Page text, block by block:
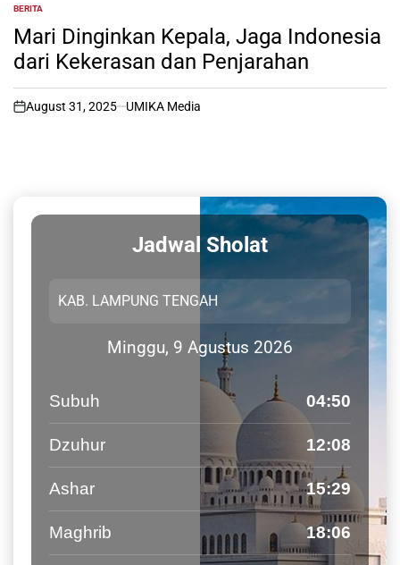
POSTED
IN
BERITA
Mari Dinginkan Kepala, Jaga Indonesia
dari Kekerasan dan Penjarahan
on
August 31, 2025 UMIKA Media
Jadwal Sholat
Minggu, 9 Agustus 2026
Subuh 04:50
Dzuhur 12:08
Ashar 15:29
Maghrib 18:06